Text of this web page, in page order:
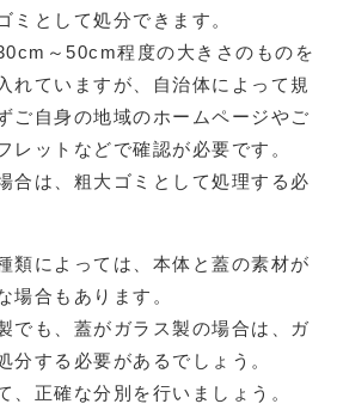
ミとして処分できます。
～50cm程度の大きさのものを
れていますが、自治体によって規
ご自身の地域のホームページやご
レットなどで確認が必要です。
合は、粗大ゴミとして処理する必
類によっては、本体と蓋の素材が
場合もあります。
でも、蓋がガラス製の場合は、ガ
分する必要があるでしょう。
、正確な分別を行いましょう。